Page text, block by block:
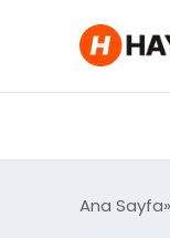
Ana Sayfa